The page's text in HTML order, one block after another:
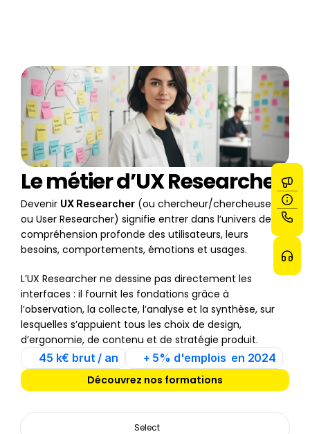
Le métier d’UX Researcher
Devenir UX Researcher (ou chercheur/chercheuse UX
ou User Researcher) signifie entrer dans l’univers de la
compréhension profonde des utilisateurs, leurs
besoins, comportements, émotions et usages.
L’UX Researcher ne dessine pas directement les
interfaces : il fournit les fondations grâce à
l’observation, la collecte, l’analyse et la synthèse, sur
lesquelles s’appuient tous les choix de design,
d’ergonomie, de contenu et de stratégie produit.
45 k€ brut / an
+ 5% d'emplois  en 2024
Découvrez nos formations
Select